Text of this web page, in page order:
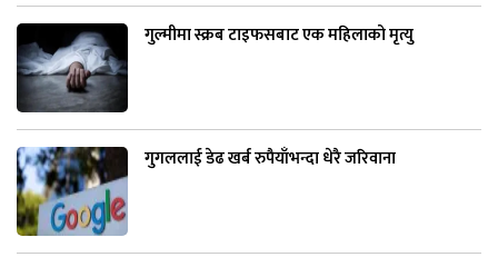
गुल्मीमा स्क्रब टाइफसबाट एक महिलाको मृत्यु
गुगललाई डेढ खर्ब रुपैयाँभन्दा धेरै जरिवाना